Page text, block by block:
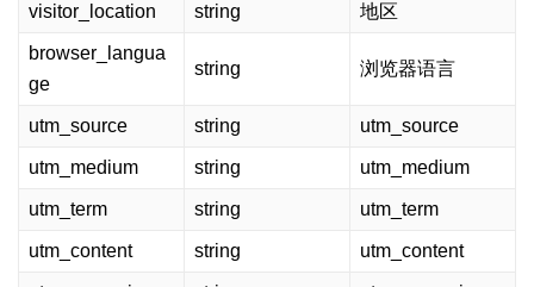
visitor_location string 地区
browser_langua
ge
string 浏览器语言
utm_source string utm_source
utm_medium string utm_medium
utm_term string utm_term
utm_content string utm_content